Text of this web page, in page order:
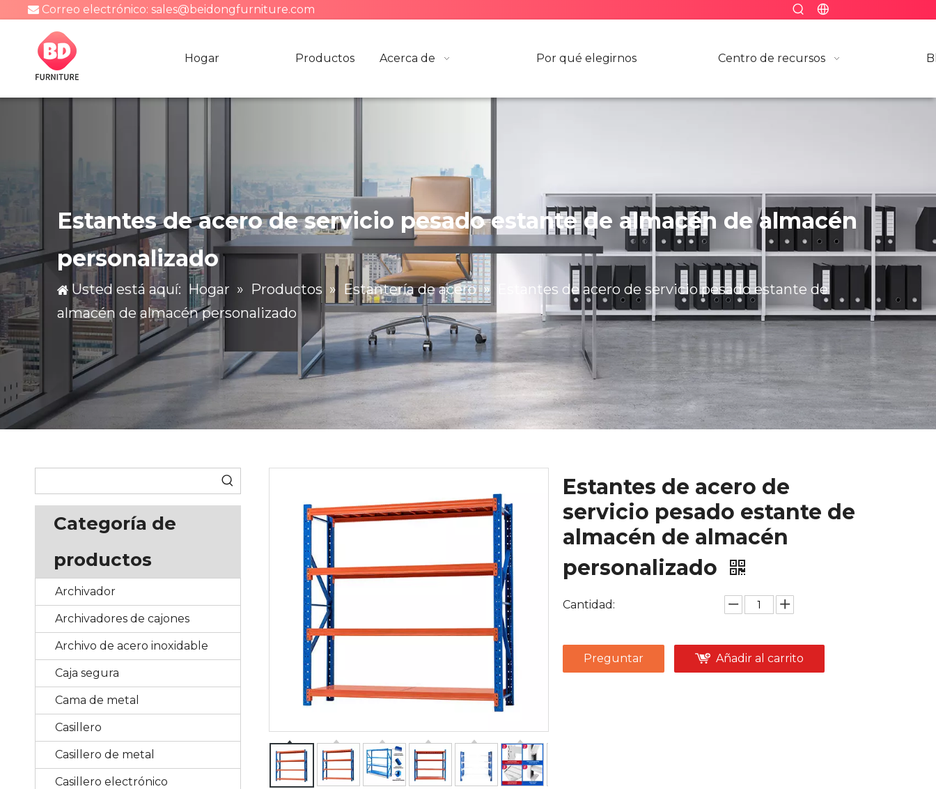
 Correo electrónico: sales@beidongfurniture.com
Hogar Productos Acerca de Por qué elegirnos Centro de recursos
Estantes de acero de servicio pesado estante de almacén de almacén
personalizado
Usted está aquí: Hogar » Productos » Estantería de acero »
Estantes de acero de servicio pesado estante de
almacén de almacén personalizado
Categoría de
productos
Archivador
Archivadores de cajones
Archivo de acero inoxidable
Caja segura
Cama de metal
Casillero
Casillero de metal
Casillero electrónico
Estantes de acero de
servicio pesado estante de
almacén de almacén
personalizado
Cantidad:
Preguntar Añadir al carrito